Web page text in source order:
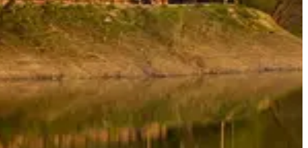
أهلاً بك في شيمكنت
مدينة نابضة بالحياة تقع في جنوب كازاخستان، وتشتم فيها
بوضوح عبق آسيا الوسطى نظراً لقربها من دول أوزبكستان
وطاجيكستان وقيرغيزستان المجاورة.
تضم شيمكنت بين جنباتها مزيجاً من كل شيء. فمن عراقة
تشاهد المساجد الجميلة والأضرحة والأسواق المحلية الصاخبة
والأنهار والجبال والبراري والصروح الأثرية، ناهيك عن معالم